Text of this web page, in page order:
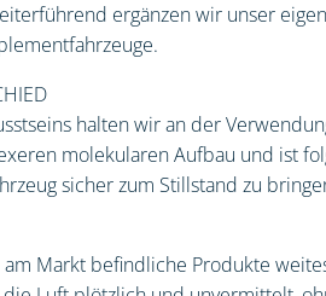
ergänzen wir unser
halten wir an der
molekularen Aufbau und ist
sicher zum Stillstand zu
Markt befindliche Produkte